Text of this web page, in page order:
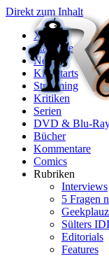
Direkt zum Inhalt
X
Startseite
News
Kinostarts
Streaming
Kritiken
Serien
DVD & Blu-
Bücher
Kommentare
Comics
Rubriken
Interviews
5 Fragen
Sülters
Editorials
Features